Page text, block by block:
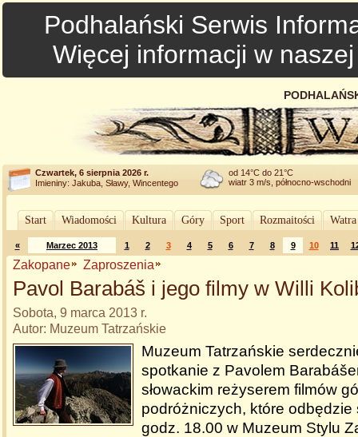
Podhalański Serwis
Więcej informacji w
Czwartek, 6 sierpnia 2026 r.
Imieniny: Jakuba, Sławy, Wincentego
od 14°C do 21°C
wiatr 3 m/s, północno-wschodni
Start Wiadomości Kultura Góry Sport Rozmaitości
« Marzec 2013 1 2 3 4 5 6 7 8 9 10 11
Zakopane Zaproszenia
Pavol Barabáš i jego filmy w Willi
Sobota, 9 marca 2013 r.
Autor: Muzeum Tatrzańskie
Muzeum Tatrzańskie
spotkanie z Pavolem
słowackim reżyserem filmów
podróżniczych, które odbędzie
godz. 18.00 w Muzeum Stylu